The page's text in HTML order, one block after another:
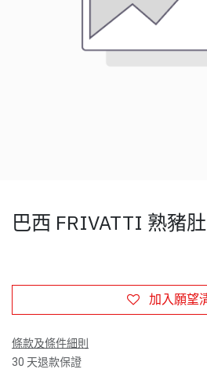
巴西 FRIVATTI 熟豬
加入願望
條款及條件細則
30 天退款保證